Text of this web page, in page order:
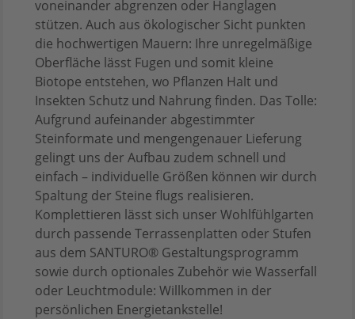
voneinander abgrenzen oder Hanglagen
stützen. Auch aus ökologischer Sicht punkten
die hochwertigen Mauern: Ihre unregelmäßige
Oberfläche lässt Fugen und somit kleine
Biotope entstehen, wo Pflanzen Halt und
Insekten Schutz und Nahrung finden. Das Tolle:
Aufgrund aufeinander abgestimmter
Steinformate und mengengenauer Lieferung
gelingt uns der Aufbau zudem schnell und
einfach – individuelle Größen können wir durch
Spaltung der Steine flugs realisieren.
Komplettieren lässt sich unser Wohlfühlgarten
durch passende Terrassenplatten oder Stufen
aus dem SANTURO® Gestaltungsprogramm
sowie durch optionales Zubehör wie Wasserfall
oder Leuchtmodule: Willkommen in der
persönlichen Energietankstelle!